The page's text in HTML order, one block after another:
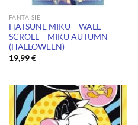
FANTAISIE
HATSUNE MIKU – WALL
SCROLL – MIKU AUTUMN
(HALLOWEEN)
19,99€